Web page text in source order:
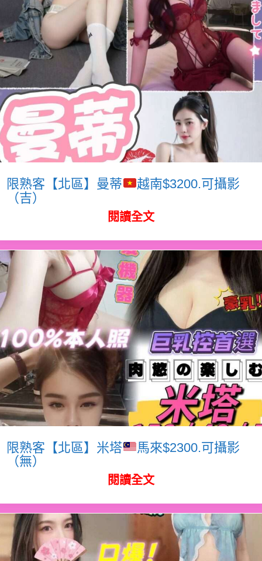
限熟客【北區】曼蒂
越南$3200.可攝影
（吉）
閱讀全文
限熟客【北區】米塔
馬來$2300.可攝影
（無）
閱讀全文